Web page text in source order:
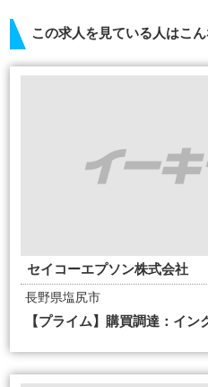
この求人を見ている人はこ
セイコーエプソン株式会社
長野県塩尻市
【プライム】購買調達：イ